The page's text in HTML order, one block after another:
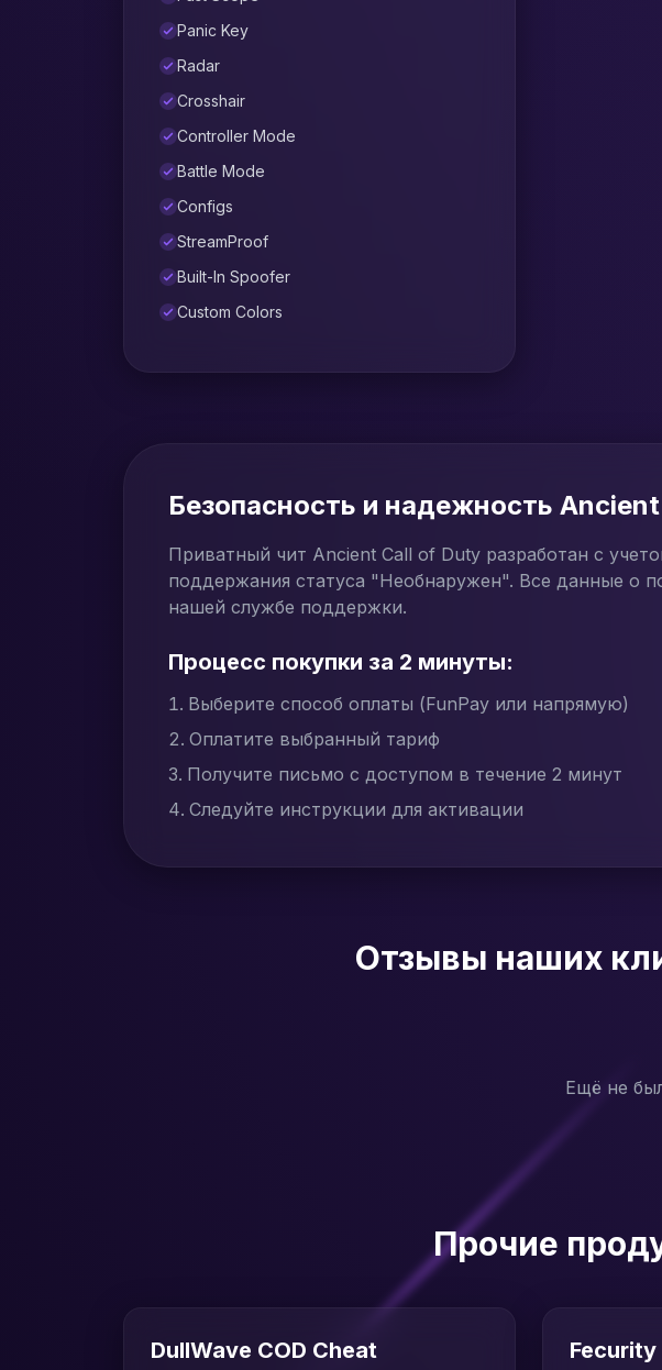
Panic Key
Radar
Crosshair
Controller Mode
Battle Mode
Configs
StreamProof
Built-In Spoofer
Custom Colors
Безопасность и надежность
Приватный чит Ancient Call of Duty разработан с
поддержания статуса "Необнаружен". Все данные о
нашей службе поддержки.
Процесс покупки за 2 минуты:
Выберите способ оплаты (FunPay или напрямую)
Оплатите выбранный тариф
Получите письмо с доступом в течение 2 минут
Следуйте инструкции для активации
Отзывы наших
Ещё не
Прочие
DullWave COD Cheat Fecurity